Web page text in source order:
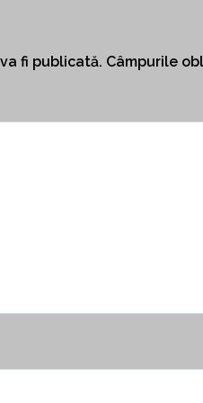
fi publicată. Câmpurile